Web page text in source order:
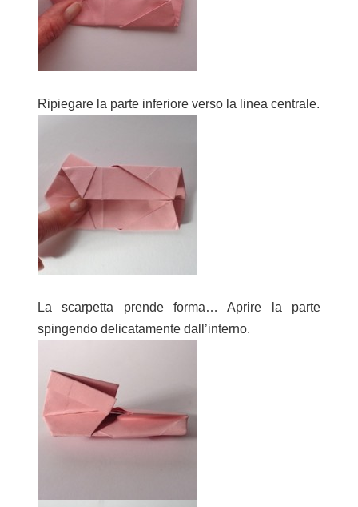
Ripiegare la parte inferiore verso la linea centrale.
La scarpetta prende forma… Aprire la parte
spingendo delicatamente dall’interno.